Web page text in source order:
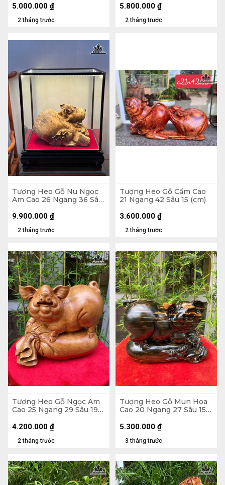
2 tháng trước
5.000.000 ₫
2 tháng trước
5.800.000 ₫
Tượng Heo Gỗ Nu Ngọc
Am Cao 26 Ngang 36 Sâu
x 30 (cm)
2 tháng trước
9.900.000 ₫
Tượng Heo Gỗ Cẩm Cao
21 Ngang 42 Sâu 15 (cm)
2 tháng trước
3.600.000 ₫
Tượng Heo Gỗ Ngọc Am
Cao 25 Ngang 29 Sâu 19
2 tháng trước
4.200.000 ₫
Tượng Heo Gỗ Mun Hoa
Cao 20 Ngang 27 Sâu 15
3 tháng trước
5.300.000 ₫